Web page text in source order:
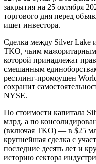
закрытия на 25 октября
торгового дня перед
ищет инвестора.
Сделка между Silver Lake
TKO, чьим мажоритарным
которой принадлежат
смешанным
рестлинг-промоушен
сохранит
NYSE.
По стоимости капитала
млрд, а по
(включая TKO) — в $25
крупнейшая сделка с
последние десять лет и
историю сектора